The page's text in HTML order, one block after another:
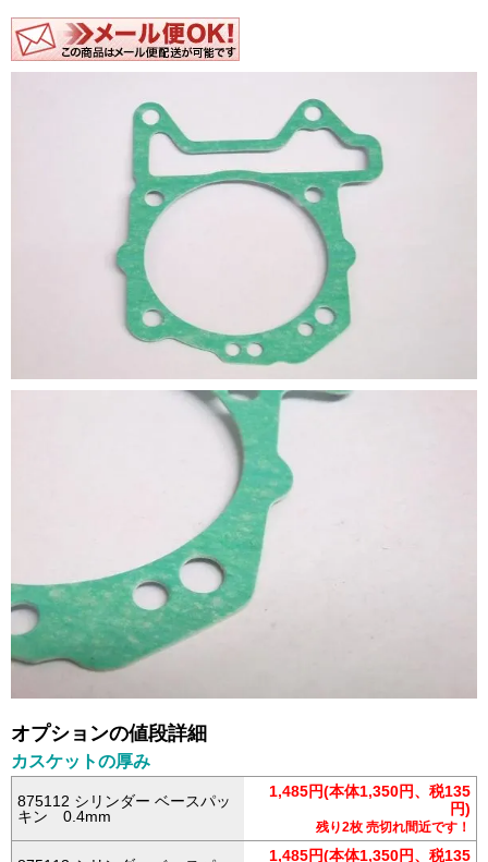
オプションの値段詳細
カスケットの厚み
875112 シリンダー ベースパッ
キン 0.4mm
1,485円(本体1,350円、税135
円)
残り2枚 売切れ間近です！
1,485円(本体1,350円、税135